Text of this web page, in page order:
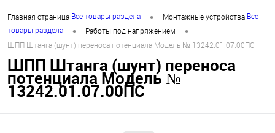
Главная страница Все товары раздела • Монтажные устройства Все
товары раздела
• Работы под напряжением •
ШПП Штанга (шунт) переноса потенциала Модель № 13242.01.07.00ПС
ШПП Штанга (шунт) переноса
потенциала Модель №
13242.01.07.00ПС